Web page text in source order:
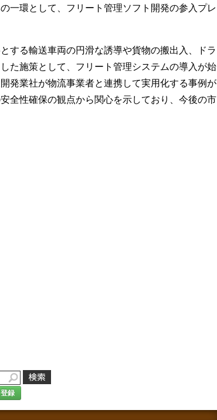
一環として、フリート管理ソフト開発の参入プレ
する輸送車両の円滑な誘導や貨物の搬出入、ドラ
た施策として、フリート管理システムの導入が始
発業社が物流事業者と連携して実用化する事例が
全性確保の観点から関心を示しており、今後の市
録